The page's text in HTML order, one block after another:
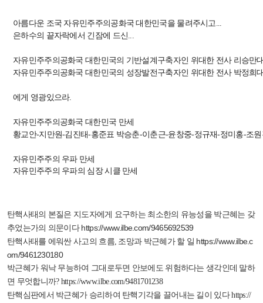
아름다운 조국 자유민주주의공화국 대한민국을 물려주시고...
은하수의 끝자락에서 긴잠에 드신...
자유민주주의공화국 대한민국의 기반설계구축자인 위대한 전사 리승만
자유민주주의공화국 대한민국의 성장발전구축자인 위대한 전사 박정희
에게 영광있으라.
자유민주주의공화국 대한민국 만세
황교안-지만원-김진태-홍준표 박승춘-이춘근-윤창중-정규재-정미홍-조원
자유민주주의 우파 만세
자유민주주의 우파의 심장 시클 만세
탄핵사태의 본질은 지도자에게 요구하는 최소한의 유능성을 박근혜는 갖
추었는가의 의문이다 https://www.ilbe.com/9465692539
탄핵사태를 에워싼 사고의 흐름, 조망과 박근혜가 할 일 https://www.ilbe.c
om/9461230180
박근혜가 워낙 무능하여 그대로두면 안보에도 위험하다는 생각인데 말하
면 무엇합니까? https://www.ilbe.com/9481701238
탄핵심판에서 박근혜가 승리하여 탄핵기각을 끌어내는 길이 있다 https://